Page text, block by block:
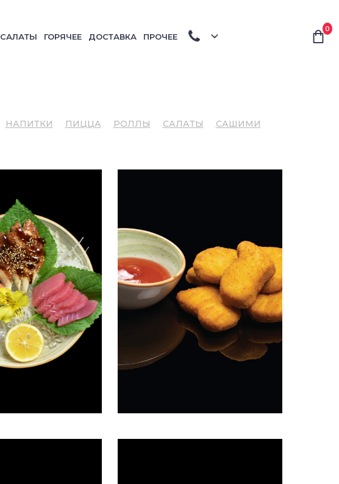
0
САЛАТЫ ГОРЯЧЕЕ ДОСТАВКА ПРОЧЕЕ
НАПИТКИ ПИЦЦА РОЛЛЫ САЛАТЫ
САШИМИ